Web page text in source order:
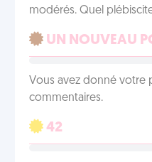
modérés. Quel
UN NOUVEAU
Vous avez donné votre
commentaires.
42